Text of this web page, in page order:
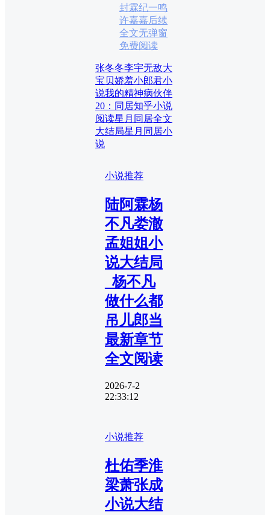
封霖纪一鸣
许嘉嘉后续
全文无弹窗
免费阅读
张冬冬李宇无敌大
宝贝娇羞小郎君小
说我的精神病伙伴
20：同居知乎小说
阅读星月同居全文
大结局星月同居小
说
小说推荐
陆阿霖杨
不凡娄澈
孟姐姐小
说大结局
_杨不凡
做什么都
吊儿郎当
最新章节
全文阅读
2026-7-2
22:33:12
小说推荐
杜佑季淮
梁萧张成
小说大结